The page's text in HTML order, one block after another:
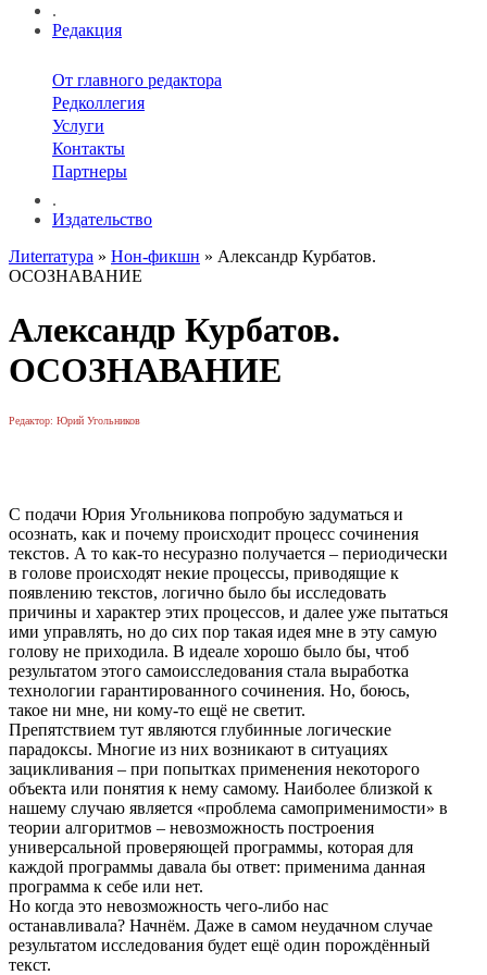
.
Редакция
От главного редактора
Редколлегия
Услуги
Контакты
Партнеры
.
Издательство
Лиterraтура » Нон-фикшн » Александр Курбатов.
ОСОЗНАВАНИЕ
Александр Курбатов.
ОСОЗНАВАНИЕ
Редактор: Юрий Угольников
С подачи Юрия Угольникова попробую задуматься и
осознать, как и почему происходит процесс сочинения
текстов. А то как-то несуразно получается – периодически
в голове происходят некие процессы, приводящие к
появлению текстов, логично было бы исследовать
причины и характер этих процессов, и далее уже пытаться
ими управлять, но до сих пор такая идея мне в эту самую
голову не приходила. В идеале хорошо было бы, чтоб
результатом этого самоисследования стала выработка
технологии гарантированного сочинения. Но, боюсь,
такое ни мне, ни кому-то ещё не светит.
Препятствием тут являются глубинные логические
парадоксы. Многие из них возникают в ситуациях
зацикливания – при попытках применения некоторого
объекта или понятия к нему самому. Наиболее близкой к
нашему случаю является «проблема самоприменимости» в
теории алгоритмов – невозможность построения
универсальной проверяющей программы, которая для
каждой программы давала бы ответ: применима данная
программа к себе или нет.
Но когда это невозможность чего-либо нас
останавливала? Начнём. Даже в самом неудачном случае
результатом исследования будет ещё один порождённый
текст.